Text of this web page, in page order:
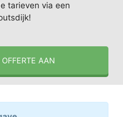
tarieven via een
AAN